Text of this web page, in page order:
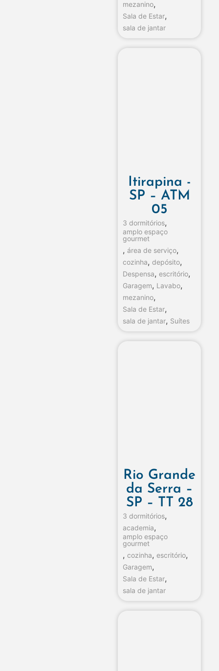
mezanino,
Sala de Estar,
sala de jantar
Itirapina -
SP – ATM
05
3 dormitórios,
amplo espaço
gourmet
, área de serviço,
cozinha, depósito,
Despensa, escritório,
Garagem, Lavabo,
mezanino,
Sala de Estar,
sala de jantar, Suítes
Rio Grande
da Serra –
SP – TT 28
3 dormitórios,
academia,
amplo espaço
gourmet
, cozinha, escritório,
Garagem,
Sala de Estar,
sala de jantar